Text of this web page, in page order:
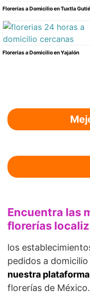
Florerías a Domicilio en Tuxtla
Florerías a Domicilio en Yajalón
Encuentra las
florerías
los
pedidos a
nuestra plataforma
florerías de México.